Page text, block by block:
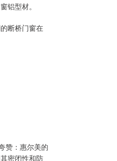
铝型材。
断桥门窗在
赞：惠尔美的
密闭性和防